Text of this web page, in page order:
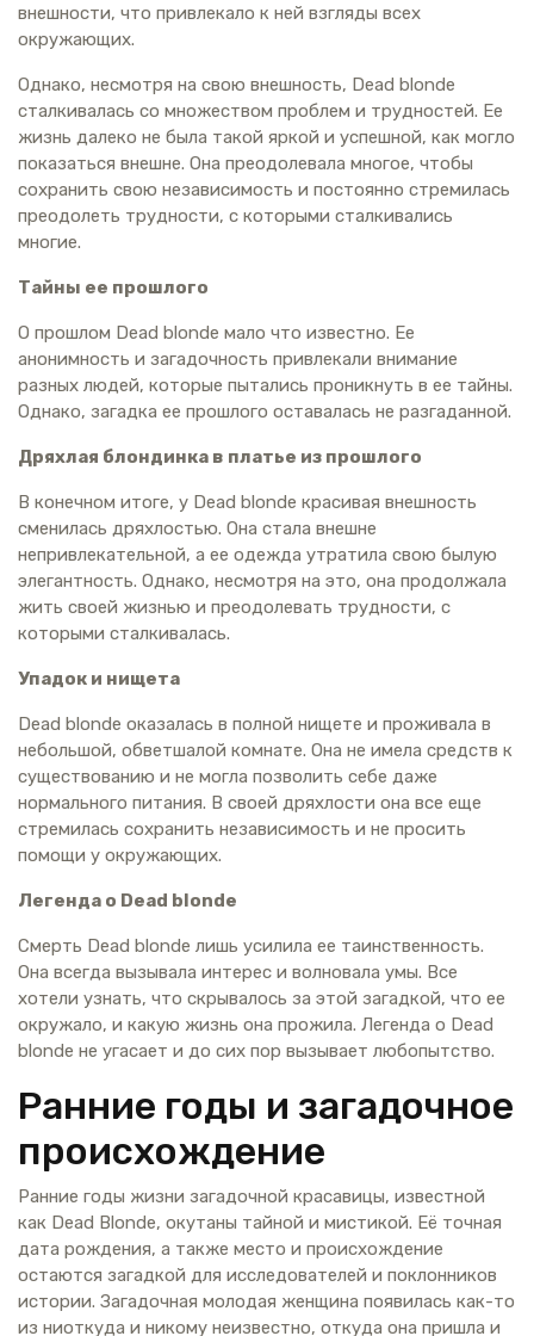
внешности, что привлекало к ней взгляды всех
окружающих.
Однако, несмотря на свою внешность, Dead blonde
сталкивалась со множеством проблем и трудностей. Ее
жизнь далеко не была такой яркой и успешной, как могло
показаться внешне. Она преодолевала многое, чтобы
сохранить свою независимость и постоянно стремилась
преодолеть трудности, с которыми сталкивались
многие.
Тайны ее прошлого
О прошлом Dead blonde мало что известно. Ее
анонимность и загадочность привлекали внимание
разных людей, которые пытались проникнуть в ее тайны.
Однако, загадка ее прошлого оставалась не разгаданной.
Дряхлая блондинка в платье из прошлого
В конечном итоге, у Dead blonde красивая внешность
сменилась дряхлостью. Она стала внешне
непривлекательной, а ее одежда утратила свою былую
элегантность. Однако, несмотря на это, она продолжала
жить своей жизнью и преодолевать трудности, с
которыми сталкивалась.
Упадок и нищета
Dead blonde оказалась в полной нищете и проживала в
небольшой, обветшалой комнате. Она не имела средств к
существованию и не могла позволить себе даже
нормального питания. В своей дряхлости она все еще
стремилась сохранить независимость и не просить
помощи у окружающих.
Легенда о Dead blonde
Смерть Dead blonde лишь усилила ее таинственность.
Она всегда вызывала интерес и волновала умы. Все
хотели узнать, что скрывалось за этой загадкой, что ее
окружало, и какую жизнь она прожила. Легенда о Dead
blonde не угасает и до сих пор вызывает любопытство.
Ранние годы и загадочное
происхождение
Ранние годы жизни загадочной красавицы, известной
как Dead Blonde, окутаны тайной и мистикой. Её точная
дата рождения, а также место и происхождение
остаются загадкой для исследователей и поклонников
истории. Загадочная молодая женщина появилась как-то
из ниоткуда и никому неизвестно, откуда она пришла и